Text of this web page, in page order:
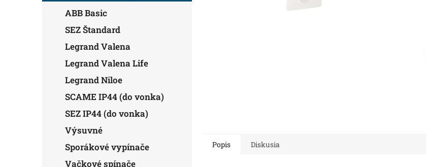
ABB Basic
SEZ Štandard
Legrand Valena
Legrand Valena Life
Legrand Niloe
SCAME IP44 (do vonka)
SEZ IP44 (do vonka)
Výsuvné
Sporákové vypínače
Vačkové spínače
Popis Diskusia